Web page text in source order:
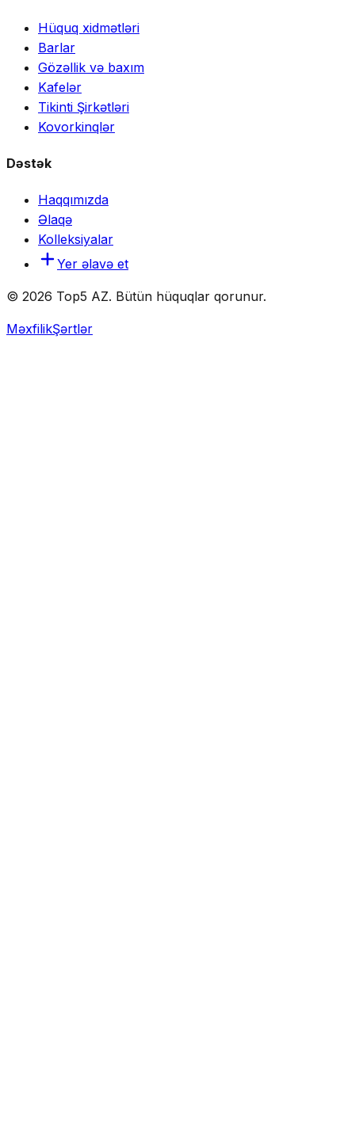
Hüquq xidmətləri
Barlar
Gözəllik və baxım
Kafelər
Tikinti Şirkətləri
Kovorkinqlər
Dəstək
Haqqımızda
Əlaqə
Kolleksiyalar
Yer əlavə et
© 2026 Top5 AZ. Bütün hüquqlar qorunur.
MəxfilikŞərtlər